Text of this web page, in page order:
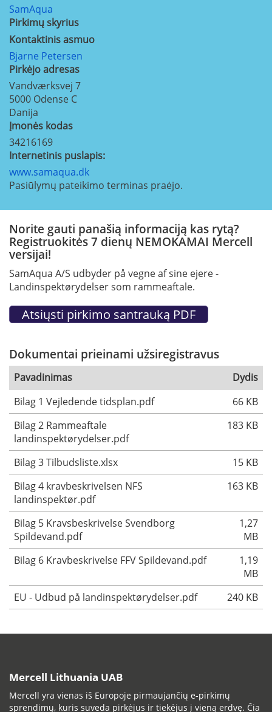
SamAqua
Pirkimų skyrius
Kontaktinis asmuo
Bjarne Petersen
Pirkėjo adresas
Vandværksvej 7
5000 Odense C
Danija
Įmonės kodas
34216169
Internetinis puslapis:
www.samaqua.dk
Pasiūlymų pateikimo terminas praėjo.
Norite gauti panašią informaciją kas rytą?
Registruokitės 7 dienų NEMOKAMAI Mercell
versijai!
SamAqua A/S udbyder på vegne af sine ejere -
Landinspektørydelser som rammeaftale.
Dokumentai prieinami užsiregistravus
Pavadinimas
Dydis
Bilag 1 Vejledende tidsplan.pdf
66 KB
Bilag 2 Rammeaftale
landinspektørydelser.pdf
183 KB
Bilag 3 Tilbudsliste.xlsx
15 KB
Bilag 4 kravbeskrivelsen NFS
landinspektør.pdf
163 KB
Bilag 5 Kravsbeskrivelse Svendborg
Spildevand.pdf
1,27
MB
Bilag 6 Kravbeskrivelse FFV Spildevand.pdf
1,19
MB
EU - Udbud på landinspektørydelser.pdf
240 KB
Mercell Lithuania UAB
Mercell yra vienas iš Europoje pirmaujančių e-pirkimų
sprendimų, kuris suveda pirkėjus ir tiekėjus į vieną erdvę. Čia